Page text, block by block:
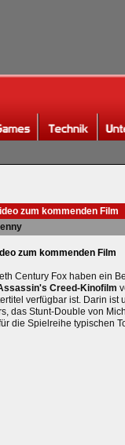
zum kommenden Film
zum kommenden Film
Century Fox haben ein
Creed-Kinofilm
verfügbar ist. Darin ist
das Stunt-Double von
die Spielreihe typischen